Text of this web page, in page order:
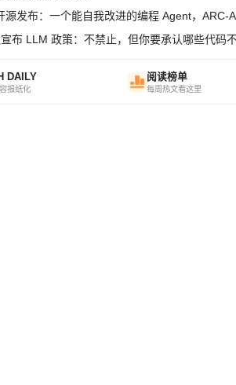
源发布：一个能自我改进的编程 Agent，ARC-
布 LLM 政策：不禁止，但你要承认哪些代码
DAILY
报纸化
阅读榜单
每周热文看这里